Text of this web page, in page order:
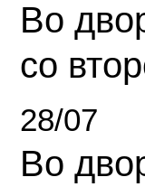
Во
со
28/07
Во